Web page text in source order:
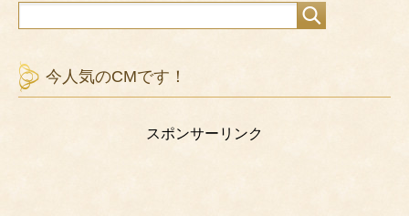
今人気のCMです！
スポンサーリンク